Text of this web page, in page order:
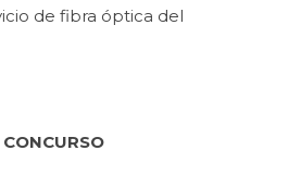
de fibra óptica del